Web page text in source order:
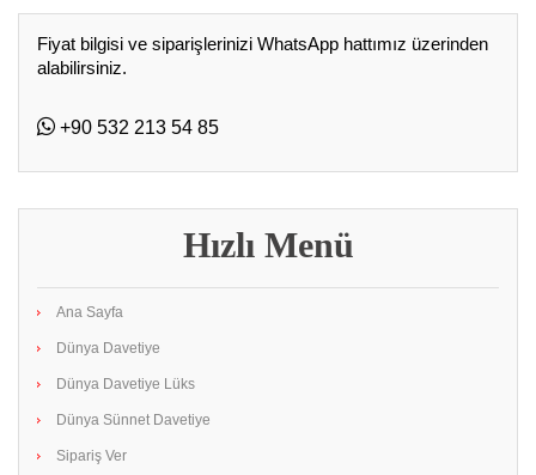
Fiyat bilgisi ve siparişlerinizi WhatsApp hattımız üzerinden
alabilirsiniz.
+90 532 213 54 85
Hızlı Menü
Ana Sayfa
Dünya Davetiye
Dünya Davetiye Lüks
Dünya Sünnet Davetiye
Sipariş Ver